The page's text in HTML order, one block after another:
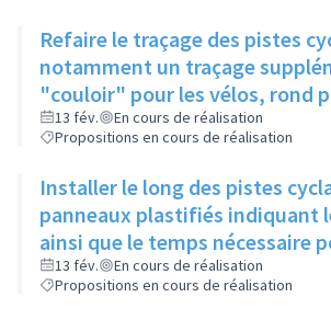
Refaire le traçage des pistes
notamment un traçage
"couloir" pour les vélos, rond
de Gaulle, pour relier 2 pistes
13 fév.
En cours de réalisation
Propositions en cours de réalisation
Installer le long des pistes
panneaux plastifiés indiquant
ainsi que le temps nécessaire
accéder, et une comparaison
mis en voiture
13 fév.
En cours de réalisation
Propositions en cours de réalisation